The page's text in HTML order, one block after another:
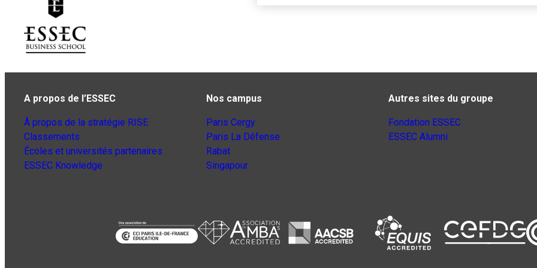
A propos de l’ESSEC
À propos de la stratégie RISE
Classements
Écoles et universités partenaires
ESSEC Knowledge
Nos campus
Paris Cergy
Paris La Défense
Rabat
Singapour
Autres sites du groupe
Fondation ESSEC
ESSEC Alumni